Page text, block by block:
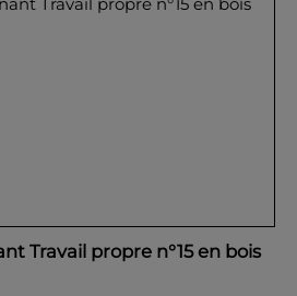
Travail propre n°15 en bois